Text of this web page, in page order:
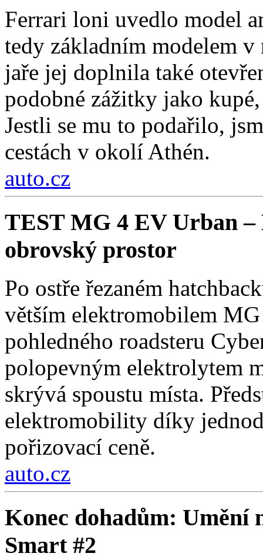
Ferrari loni uvedlo model
tedy základním modelem v
jaře jej doplnila také
podobné zážitky jako
Jestli se mu to podařilo,
cestách v okolí Athén.
auto.cz
TEST MG 4 EV Urban
obrovský prostor
Po ostře řezaném
větším elektromobilem
pohledného roadsteru
polopevným elektrolytem
skrývá spoustu místa.
elektromobility díky
pořizovací ceně.
auto.cz
Konec dohadům: Umění
Smart #2